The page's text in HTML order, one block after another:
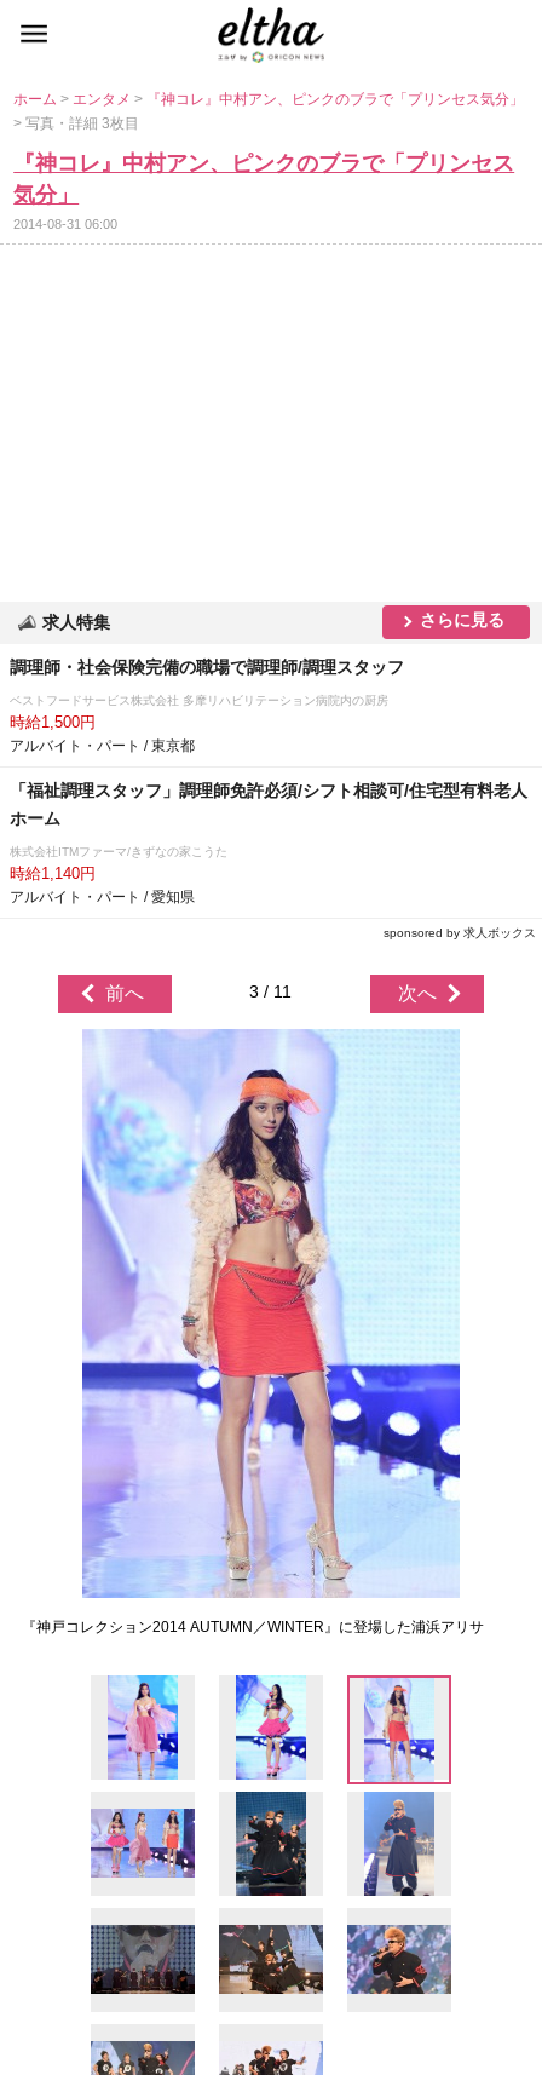
ホーム> エンタメ>
『神コレ』中村アン、ピンクのブラで「プリンセス気分」
> 写真・詳細 3枚目
『神コレ』中村アン、ピンクのブラで「プリンセス
気分」
2014-08-31 06:00
求人特集 さらに見る
調理師・社会保険完備の職場で調理師/調理スタッフ
ベストフードサービス株式会社 多摩リハビリテーション病院内の厨房
時給1,500円
アルバイト・パート / 東京都
「福祉調理スタッフ」調理師免許必須/シフト相談可/住宅型有料老人
ホーム
株式会社ITMファーマ/きずなの家こうた
時給1,140円
アルバイト・パート / 愛知県
sponsored by 求人ボックス
前へ 3 / 11 次へ
『神戸コレクション2014 AUTUMN／WINTER』に登場した浦浜アリサ